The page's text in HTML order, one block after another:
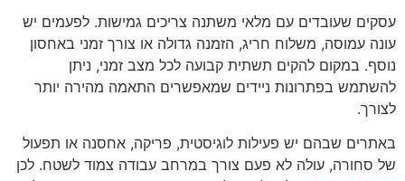
עסקים שעובדים עם מלאי משתנה צריכים גמישות. לפעמים יש
עונה עמוסה, משלוח חריג, הזמנה גדולה או צורך זמני באחסון
נוסף. במקום להקים תשתית קבועה לכל מצב זמני, ניתן
להשתמש בפתרונות ניידים שמאפשרים התאמה מהירה יותר
לצורך.
באתרים שבהם יש פעילות לוגיסטית, פריקה, אחסנה או תפעול
של סחורה, עולה לא פעם צורך במרחב עבודה צמוד לשטח. לכן